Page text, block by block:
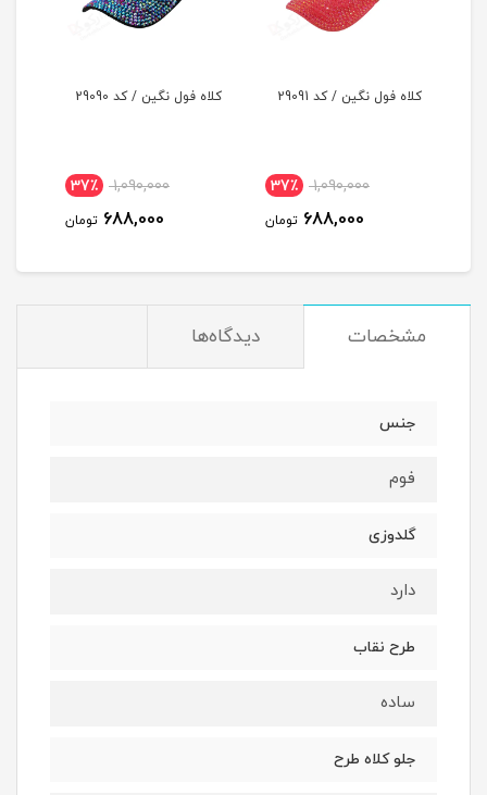
کلاه فول نگین / کد 29091
1,090,000 37٪
688,000 تومان
کلاه فول نگین / کد 29090
1,090,000 37٪
688,000 تومان
مشخصات دیدگاه‌ها
جنس
فوم
گلدوزی
دارد
طرح نقاب
ساده
جلو کلاه طرح